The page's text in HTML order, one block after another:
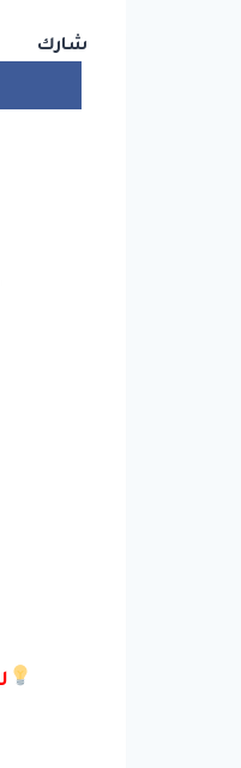
شارك